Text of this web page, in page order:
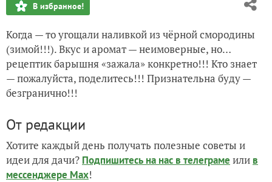
В избранное!
Когда — то угощали наливкой из чёрной смородины
(зимой!!!). Вкус и аромат — неимоверные, но…
рецептик барышня «зажала» конкретно!!! Кто знает
— пожалуйста, поделитесь!!! Признательна буду —
безгранично!!!
От редакции
Хотите каждый день получать полезные советы и
идеи для дачи? Подпишитесь на нас в телеграме или в
мессенджере Max!